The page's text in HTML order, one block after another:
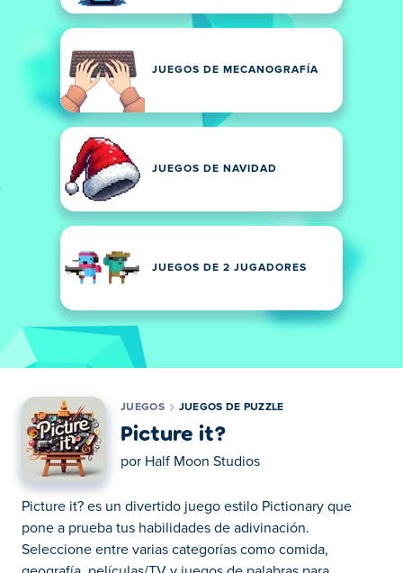
JUEGOS DE MECANOGRAFÍA
JUEGOS DE NAVIDAD
JUEGOS DE 2 JUGADORES
JUEGOS JUEGOS DE PUZZLE
Picture it?
por Half Moon Studios
Picture it? es un divertido juego estilo Pictionary que
pone a prueba tus habilidades de adivinación.
Seleccione entre varias categorías como comida,